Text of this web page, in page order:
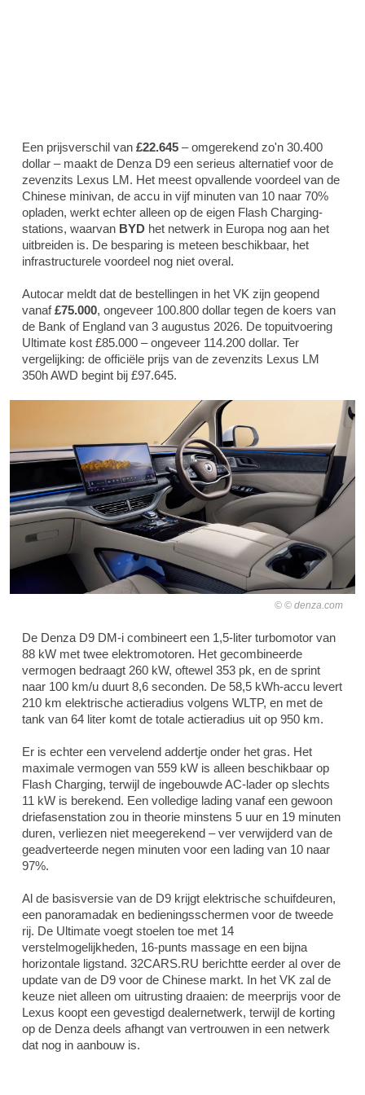
Een prijsverschil van £22.645 – omgerekend zo'n 30.400
dollar – maakt de Denza D9 een serieus alternatief voor de
zevenzits Lexus LM. Het meest opvallende voordeel van de
Chinese minivan, de accu in vijf minuten van 10 naar 70%
opladen, werkt echter alleen op de eigen Flash Charging-
stations, waarvan BYD het netwerk in Europa nog aan het
uitbreiden is. De besparing is meteen beschikbaar, het
infrastructurele voordeel nog niet overal.
Autocar meldt dat de bestellingen in het VK zijn geopend
vanaf£75.000, ongeveer 100.800 dollar tegen de koers van
de Bank of England van 3 augustus 2026. De topuitvoering
Ultimate kost £85.000 – ongeveer 114.200 dollar. Ter
vergelijking: de officiële prijs van de zevenzits Lexus LM
350h AWD begint bij £97.645.
© denza.com
De Denza D9 DM-i combineert een 1,5-liter turbomotor van
88 kW met twee elektromotoren. Het gecombineerde
vermogen bedraagt 260 kW, oftewel 353 pk, en de sprint
naar 100 km/u duurt 8,6 seconden. De 58,5 kWh-accu levert
210 km elektrische actieradius volgens WLTP, en met de
tank van 64 liter komt de totale actieradius uit op 950 km.
Er is echter een vervelend addertje onder het gras. Het
maximale vermogen van 559 kW is alleen beschikbaar op
Flash Charging, terwijl de ingebouwde AC-lader op slechts
11 kW is berekend. Een volledige lading vanaf een gewoon
driefasenstation zou in theorie minstens 5 uur en 19 minuten
duren, verliezen niet meegerekend – ver verwijderd van de
geadverteerde negen minuten voor een lading van 10 naar
97%.
Al de basisversie van de D9 krijgt elektrische schuifdeuren,
een panoramadak en bedieningsschermen voor de tweede
rij. De Ultimate voegt stoelen toe met 14
verstelmogelijkheden, 16-punts massage en een bijna
horizontale ligstand. 32CARS.RU berichtte eerder al over de
update van de D9 voor de Chinese markt. In het VK zal de
keuze niet alleen om uitrusting draaien: de meerprijs voor de
Lexus koopt een gevestigd dealernetwerk, terwijl de korting
op de Denza deels afhangt van vertrouwen in een netwerk
dat nog in aanbouw is.